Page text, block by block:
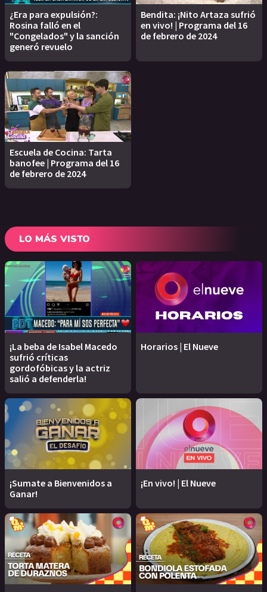
¿Era para expulsión?:
Rosina falló en el
"Congelados" y la sanción
generó revuelo
Bendita: ¡Nito Artaza sufrió
en vivo! | Programa del 16
de febrero de 2024
Escuela de Cocina: Tarta
banofee | Programa del 16
de febrero de 2024
LO MÁS VISTO
¡La beba de Isabel Macedo
sufrió críticas
gordofóbicas y la actriz
salió a defenderla!
Horarios | El Nueve
¡Sumate a Bienvenidos a
Ganar!
¡En vivo! | El Nueve